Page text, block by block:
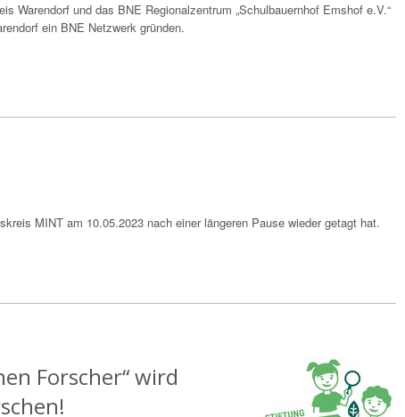
Warendorf und das BNE Regionalzentrum „Schulbauernhof Emshof e.V.“
ein BNE Netzwerk gründen.
MINT am 10.05.2023 nach einer längeren Pause wieder getagt hat.
Forscher“ wird